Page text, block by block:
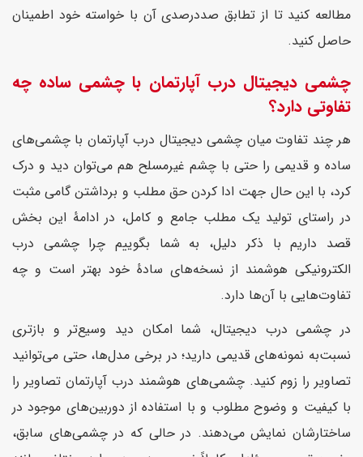
مطالعه کنید تا از تطابق صددرصدی آن با خواسته خود اطمینان
حاصل کنید.
چشمی دیجیتال درب آپارتمان با چشمی ساده چه
تفاوتی دارد؟
هر چند تفاوت میان چشمی دیجیتال درب آپارتمان با چشمی‌های
ساده و قدیمی را حتی با چشم غیرمسلح هم می‌توان دید و درک
کرد، با این حال جهت ادا کردن حق مطلب و برداشتن گامی مثبت
در راستای تولید یک مطلب جامع و کامل، در ادامهٔ این بخش
قصد داریم با ذکر دلیل، به شما بگوییم چرا چشمی درب
الکترونیکی هوشمند از نسخه‌های سادهٔ خود بهتر است و چه
تفاوت‌هایی با آن‌ها دارد.
در چشمی درب دیجیتال، شما امکان دید وسیع‌تر و بازتری
نسبت‌به نمونه‌های قدیمی دارید؛ در برخی مدل‌ها، حتی می‌توانید
تصاویر را زوم کنید. چشمی‌های هوشمند درب آپارتمان تصاویر را
با کیفیت و وضوح مطلوب و با استفاده از دوربین‌های موجود در
ساختارشان نمایش می‌دهند. در حالی که در چشمی‌های سابق،